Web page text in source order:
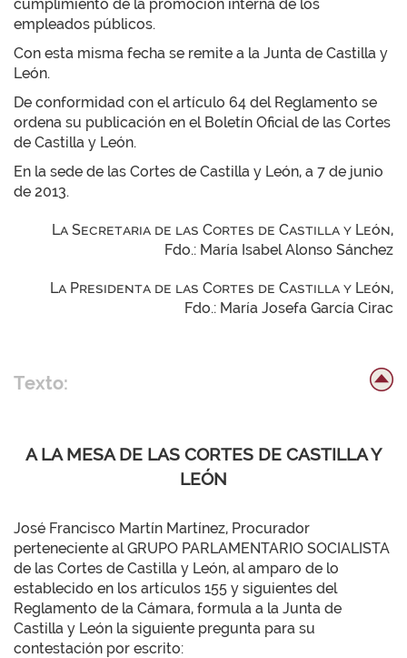
cumplimiento de la promoción interna de los
empleados públicos.
Con esta misma fecha se remite a la Junta de Castilla y
León.
De conformidad con el artículo 64 del Reglamento se
ordena su publicación en el Boletín Oficial de las Cortes
de Castilla y León.
En la sede de las Cortes de Castilla y León, a 7 de junio
de 2013.
La Secretaria de las Cortes de Castilla y León,
Fdo.: María Isabel Alonso Sánchez
La Presidenta de las Cortes de Castilla y León,
Fdo.: María Josefa García Cirac
Texto:
A LA MESA DE LAS CORTES DE CASTILLA Y
LEÓN
José Francisco Martín Martínez, Procurador
perteneciente al GRUPO PARLAMENTARIO SOCIALISTA
de las Cortes de Castilla y León, al amparo de lo
establecido en los artículos 155 y siguientes del
Reglamento de la Cámara, formula a la Junta de
Castilla y León la siguiente pregunta para su
contestación por escrito: